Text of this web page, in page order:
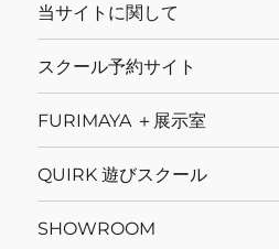
当サイトに関して
スクール予約サイト
FURIMAYA ＋展示室
QUIRK 遊びスクール
SHOWROOM